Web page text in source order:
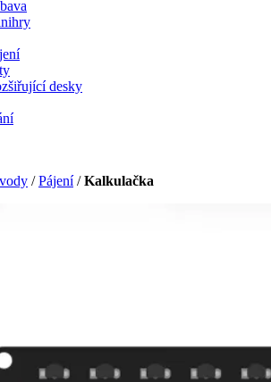
desky
/Pájení/Kalkulačka